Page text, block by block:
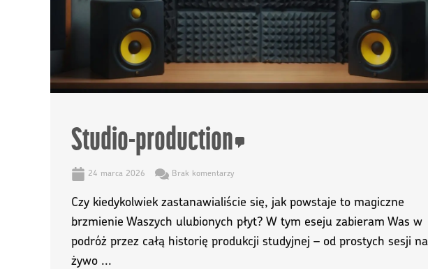
Studio-production
24 marca 2026 Brak komentarzy
Czy kiedykolwiek zastanawialiście się, jak powstaje to magiczne
brzmienie Waszych ulubionych płyt? W tym eseju zabieram Was w
podróż przez całą historię produkcji studyjnej – od prostych sesji na
żywo ...